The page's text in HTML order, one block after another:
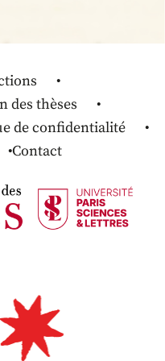
des thèses
de confidentialité
Contact